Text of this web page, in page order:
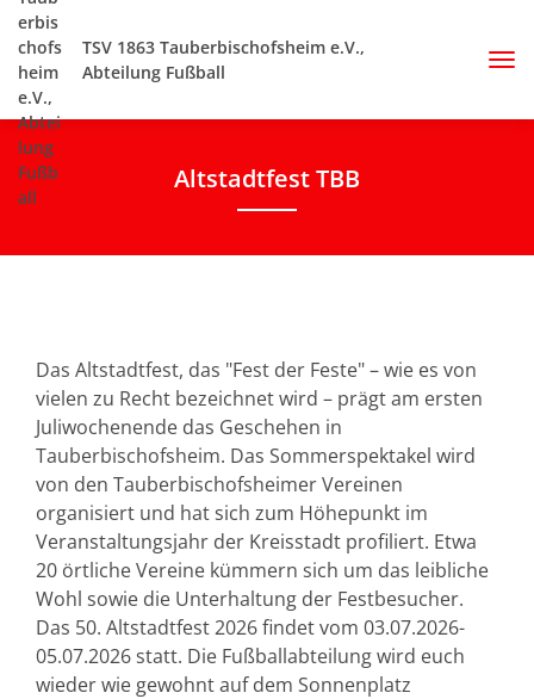
TSV 1863 Tauberbischofsheim e.V.,
Abteilung Fußball
Altstadtfest TBB
Das Altstadtfest, das "Fest der Feste" – wie es von
vielen zu Recht bezeichnet wird – prägt am ersten
Juliwochenende das Geschehen in
Tauberbischofsheim. Das Sommerspektakel wird
von den Tauberbischofsheimer Vereinen
organisiert und hat sich zum Höhepunkt im
Veranstaltungsjahr der Kreisstadt profiliert. Etwa
20 örtliche Vereine kümmern sich um das leibliche
Wohl sowie die Unterhaltung der Festbesucher.
Das 50. Altstadtfest 2026 findet vom 03.07.2026-
05.07.2026 statt. Die Fußballabteilung wird euch
wieder wie gewohnt auf dem Sonnenplatz